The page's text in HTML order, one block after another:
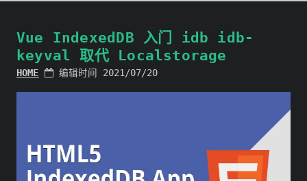
Vue IndexedDB 入门 idb idb-
keyval 取代 Localstorage
HOME 编辑时间 2021/07/20